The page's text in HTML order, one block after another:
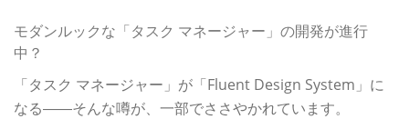
モダンルックな「タスク マネージャー」の開発が進行
中？
「タスク マネージャー」が「Fluent Design System」に
なる――そんな噂が、一部でささやかれています。